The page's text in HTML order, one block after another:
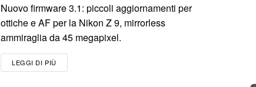
Nuovo firmware 3.1: piccoli aggiornamenti per
ottiche e AF per la Nikon Z 9, mirrorless
ammiraglia da 45 megapixel.
LEGGI DI PIÙ